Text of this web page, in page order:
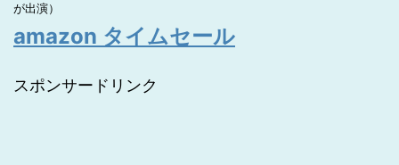
が出演）
amazon タイムセール
スポンサードリンク